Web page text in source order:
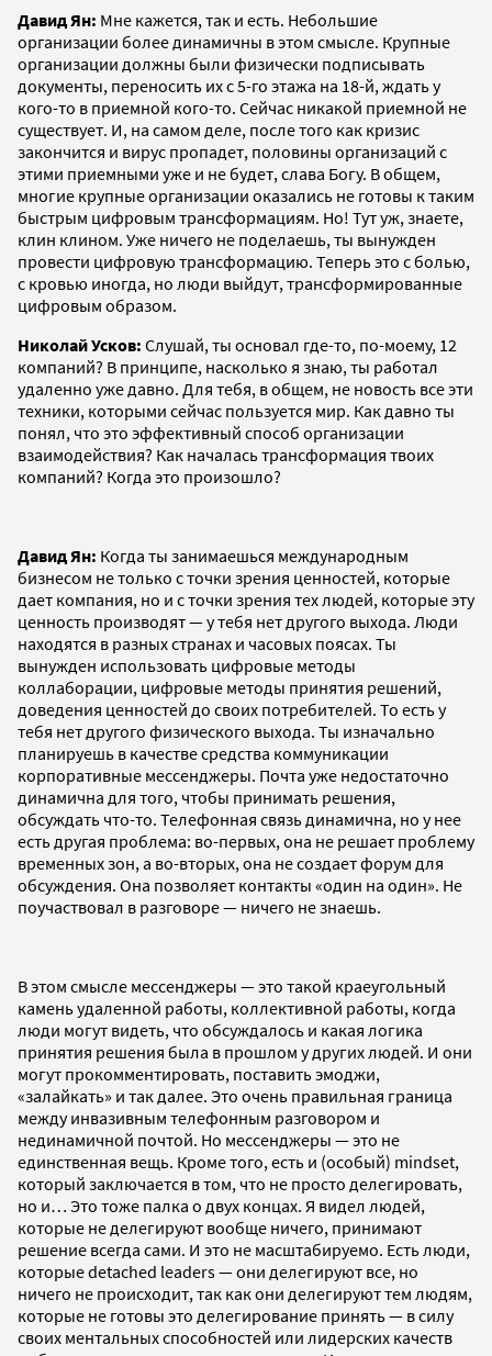
Давид Ян: Мне кажется, так и есть. Небольшие
организации более динамичны в этом смысле. Крупные
организации должны были физически подписывать
документы, переносить их с 5-го этажа на 18-й, ждать у
кого-то в приемной кого-то. Сейчас никакой приемной не
существует. И, на самом деле, после того как кризис
закончится и вирус пропадет, половины организаций с
этими приемными уже и не будет, слава Богу. В общем,
многие крупные организации оказались не готовы к таким
быстрым цифровым трансформациям. Но! Тут уж, знаете,
клин клином. Уже ничего не поделаешь, ты вынужден
провести цифровую трансформацию. Теперь это с болью,
с кровью иногда, но люди выйдут, трансформированные
цифровым образом.
Николай Усков: Слушай, ты основал где-то, по-моему, 12
компаний? В принципе, насколько я знаю, ты работал
удаленно уже давно. Для тебя, в общем, не новость все эти
техники, которыми сейчас пользуется мир. Как давно ты
понял, что это эффективный способ организации
взаимодействия? Как началась трансформация твоих
компаний? Когда это произошло?
Давид Ян: Когда ты занимаешься международным
бизнесом не только с точки зрения ценностей, которые
дает компания, но и с точки зрения тех людей, которые эту
ценность производят — у тебя нет другого выхода. Люди
находятся в разных странах и часовых поясах. Ты
вынужден использовать цифровые методы
коллаборации, цифровые методы принятия решений,
доведения ценностей до своих потребителей. То есть у
тебя нет другого физического выхода. Ты изначально
планируешь в качестве средства коммуникации
корпоративные мессенджеры. Почта уже недостаточно
динамична для того, чтобы принимать решения,
обсуждать что-то. Телефонная связь динамична, но у нее
есть другая проблема: во-первых, она не решает проблему
временных зон, а во-вторых, она не создает форум для
обсуждения. Она позволяет контакты «один на один». Не
поучаствовал в разговоре — ничего не знаешь.
В этом смысле мессенджеры — это такой краеугольный
камень удаленной работы, коллективной работы, когда
люди могут видеть, что обсуждалось и какая логика
принятия решения была в прошлом у других людей. И они
могут прокомментировать, поставить эмоджи,
«залайкать» и так далее. Это очень правильная граница
между инвазивным телефонным разговором и
нединамичной почтой. Но мессенджеры — это не
единственная вещь. Кроме того, есть и (особый) mindset,
который заключается в том, что не просто делегировать,
но и… Это тоже палка о двух концах. Я видел людей,
которые не делегируют вообще ничего, принимают
решение всегда сами. И это не масштабируемо. Есть люди,
которые detached leaders — они делегируют все, но
ничего не происходит, так как они делегируют тем людям,
которые не готовы это делегирование принять — в силу
своих ментальных способностей или лидерских качеств